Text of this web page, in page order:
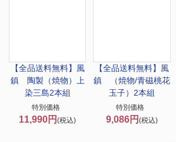
【全品送料無料】
風
鎮 陶製（焼物）上
染三島2本組
特別価格
11,990円(税込)
【全品送料無料】
風
鎮 （焼物/青磁桃花
玉子）2本組
特別価格
9,086円 (税込)